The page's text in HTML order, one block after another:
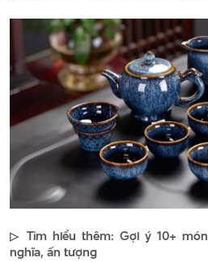
▷ Tìm hiểu thêm: Gợi ý 10+ món
nghĩa, ấn tượng